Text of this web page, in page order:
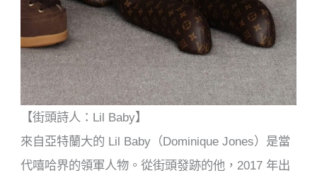
【街頭詩人：Lil Baby】
來自亞特蘭大的 Lil Baby（Dominique Jones）是當
代嘻哈界的領軍人物。從街頭發跡的他，2017 年出